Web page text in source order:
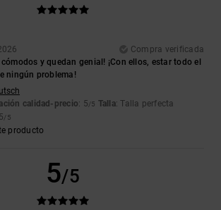
Compra verificada
y quedan genial! ¡Con ellos, estar todo el
ningún problema!
calidad-precio: 5/5 Talla: Talla perfecta
/5
producto
5/5